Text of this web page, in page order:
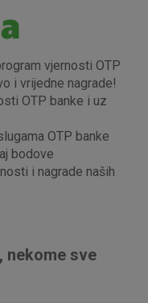
vjernosti OTP
i vrijedne nagrade!
OTP banke i uz
OTP banke
bodove
i nagrade naših
nekome sve
aktivni
stranice i
Uobičajeno se
koje uključuju zahtjev
Svoj preglednik
pošalje upozorenje
neće raditi. Ti
koje bi vas mogle